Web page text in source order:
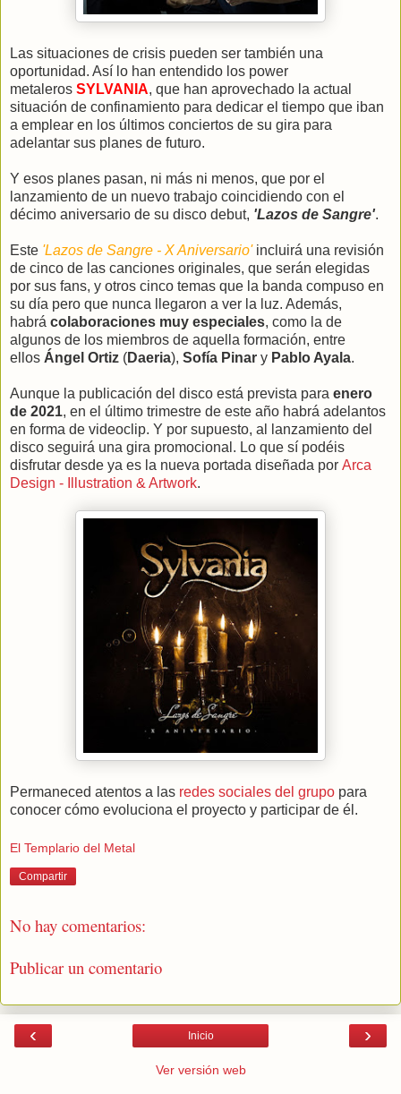
Las situaciones de crisis pueden ser también una
oportunidad. Así lo han entendido los power
metaleros SYLVANIA, que han aprovechado la actual
situación de confinamiento para dedicar el tiempo que iban
a emplear en los últimos conciertos de su gira para
adelantar sus planes de futuro.
Y esos planes pasan, ni más ni menos, que por el
lanzamiento de un nuevo trabajo coincidiendo con el
décimo aniversario de su disco debut, 'Lazos de Sangre'.
Este 'Lazos de Sangre - X Aniversario'incluirá una revisión
de cinco de las canciones originales, que serán elegidas
por sus fans, y otros cinco temas que la banda compuso en
su día pero que nunca llegaron a ver la luz. Además,
habrá colaboraciones muy especiales, como la de
algunos de los miembros de aquella formación, entre
ellos Ángel Ortiz (Daeria), Sofía Pinar y Pablo Ayala.
Aunque la publicación del disco está prevista para enero
de 2021, en el último trimestre de este año habrá adelantos
en forma de videoclip. Y por supuesto, al lanzamiento del
disco seguirá una gira promocional. Lo que sí podéis
disfrutar desde ya es la nueva portada diseñada por Arca
Design - Illustration & Artwork.
Permaneced atentos a las redes sociales del grupo para
conocer cómo evoluciona el proyecto y participar de él.
El Templario del Metal
Compartir
No hay comentarios:
Publicar un comentario
‹ ›
Inicio
Ver versión web